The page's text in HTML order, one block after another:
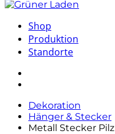
Shop
Produktion
Standorte
Dekoration
Hänger & Stecker
Metall Stecker Pilz